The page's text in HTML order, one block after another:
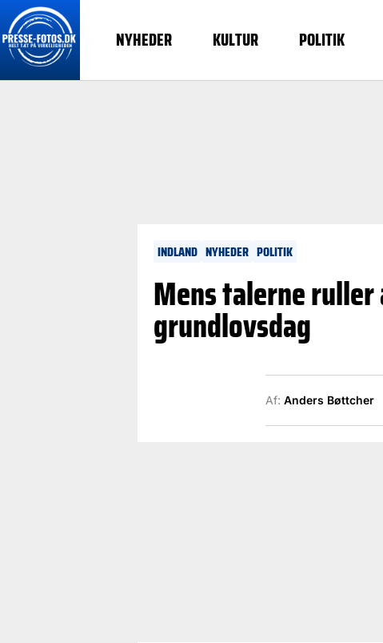
NYHEDER KULTUR POLITIK
INDLAND NYHEDER POLITIK
Mens talerne
grundlovsdag
Af: Anders Bøttcher